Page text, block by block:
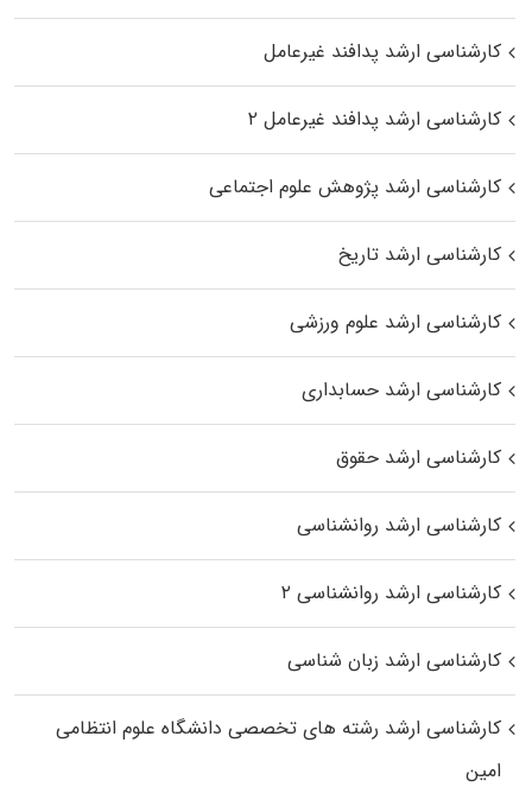
کارشناسی ارشد پدافند غیرعامل
کارشناسی ارشد پدافند غیرعامل ۲
کارشناسی ارشد پژوهش علوم اجتماعی
کارشناسی ارشد تاریخ
کارشناسی ارشد علوم ورزشی
کارشناسی ارشد حسابداری
کارشناسی ارشد حقوق
کارشناسی ارشد روانشناسی
کارشناسی ارشد روانشناسی ۲
کارشناسی ارشد زبان شناسی
کارشناسی ارشد رﺷﺘﻪ ﻫﺎی تخصصی داﻧﺸﮕﺎه ﻋﻠﻮم انتظامی
اﻣﻴﻦ